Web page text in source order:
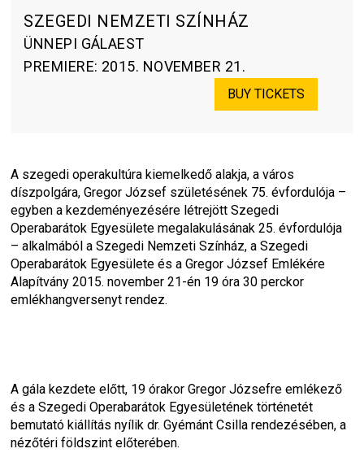
SZEGEDI NEMZETI SZÍNHÁZ
ÜNNEPI GÁLAEST
PREMIERE: 2015. NOVEMBER 21.
BUY TICKETS
A szegedi operakultúra kiemelkedő alakja, a város
díszpolgára, Gregor József születésének 75. évfordulója –
egyben a kezdeményezésére létrejött Szegedi
Operabarátok Egyesülete megalakulásának 25. évfordulója
– alkalmából a Szegedi Nemzeti Színház, a Szegedi
Operabarátok Egyesülete és a Gregor József Emlékére
Alapítvány 2015. november 21-én 19 óra 30 perckor
emlékhangversenyt rendez.
A gála kezdete előtt, 19 órakor Gregor Józsefre emlékező
és a Szegedi Operabarátok Egyesületének történetét
bemutató kiállítás nyílik dr. Gyémánt Csilla rendezésében, a
nézőtéri földszint előterében.